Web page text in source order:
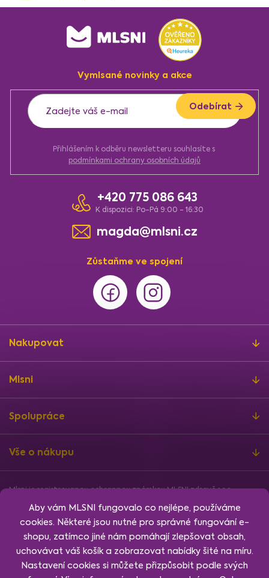
Aby vám MLSNI fungovalo co nejlépe, používáme
cookies. Některé jsou nutné pro správné fungování e-
shopu, zatímco jiné nám pomáhají zlepšovat obsah,
uchovávat váš košík a zobrazovat nabídky šité na míru.
Nastavení cookies si můžete přizpůsobit podle svých
Vymlsané novinky a akce
Přihlášením k odběru newsletteru souhlasíte s
podmínkami ochrany osobních údajů
Odebírat
Zůstaňme ve spojení
+420 775 086 643
K dispozici: Po-Pá 9:00 - 16:30
magda@mlsni.cz
Nakupovat
Mlsni
Spolupráce
Vše o nákupu
Mlsni je registrovanou ochrannou známkou MLSNI zdravě s.r.o.
Nastavení cookies.